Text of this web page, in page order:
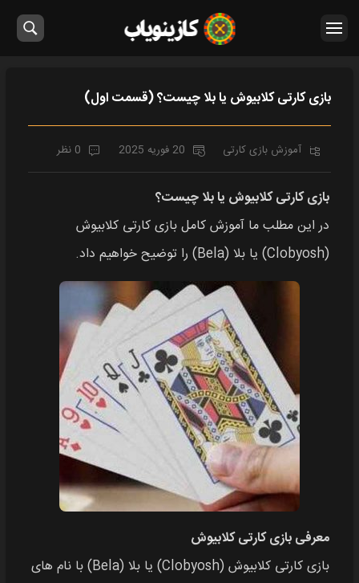
بازی کارتی کلابیوش یا بلا چیست؟ (قسمت اول)
آموزش بازی کارتی 20 فوریه 2025 0 نظر
بازی کارتی کلابیوش یا بلا چیست؟
در این مطلب ما آموزش کامل بازی کارتی کلابیوش
(Clobyosh) یا بلا (Bela) را توضیح خواهیم داد.
معرفی بازی کارتی کلابیوش
بازی کارتی کلابیوش (Clobyosh) یا بلا (Bela) با نام های